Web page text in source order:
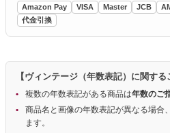
Amazon Pay VISA Master JCB
代金引換
【ヴィンテージ（年数表記）に関する
複数の年数表記がある商品は年数のご
商品名と画像の年数表記が異なる場合、
ます。